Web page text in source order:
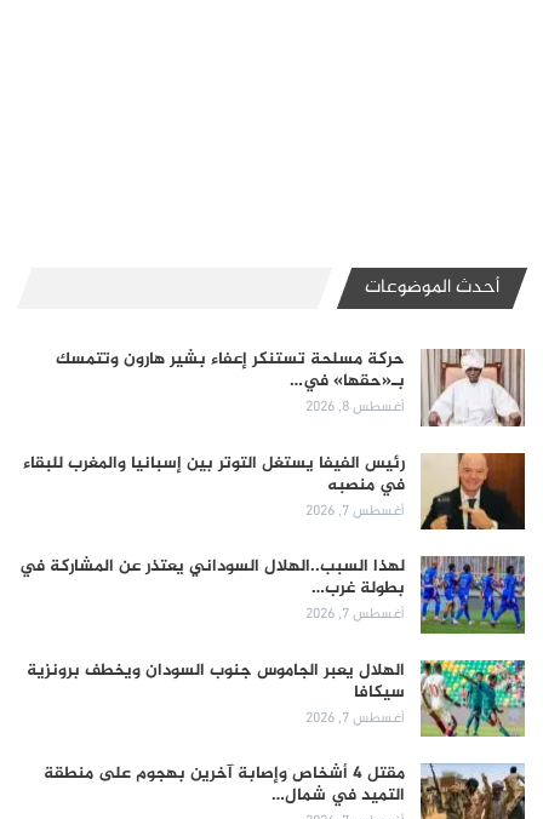
أحدث الموضوعات
حركة مسلحة تستنكر إعفاء بشير هارون وتتمسك
بـ«حقها» في…
أغسطس 8, 2026
رئيس الفيفا يستغل التوتر بين إسبانيا والمغرب للبقاء
في منصبه
أغسطس 7, 2026
لهذا السبب..الهلال السوداني يعتذر عن المشاركة في
بطولة غرب…
أغسطس 7, 2026
الهلال يعبر الجاموس جنوب السودان ويخطف برونزية
سيكافا
أغسطس 7, 2026
مقتل 4 أشخاص وإصابة آخرين بهجوم على منطقة
التميد في شمال…